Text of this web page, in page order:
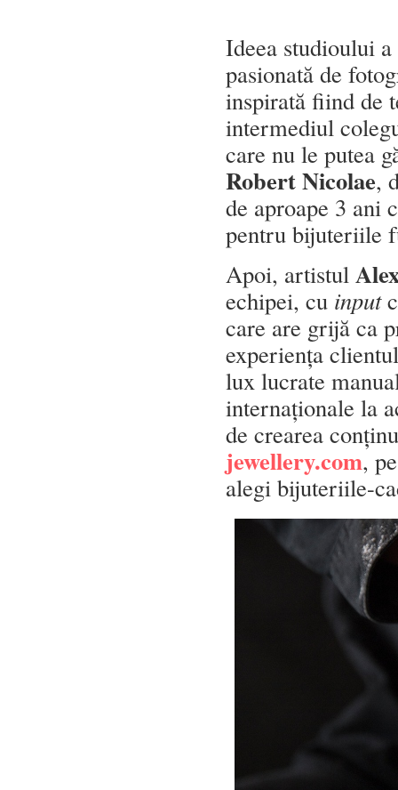
Ideea studioului
pasionată de
inspirată fiind de
intermediul
care nu le putea
Robert Nicolae,
de aproape 3 ani
pentru bijuteriile
Apoi, artistul
echipei, cu input
care are grijă ca
experiența
lux lucrate
internaționale la
de crearea
jewellery.com,
alegi bijuteriile-